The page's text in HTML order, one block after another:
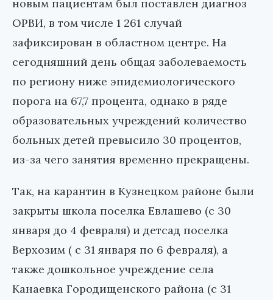
новым пациентам был поставлен диагноз
ОРВИ, в том числе 1 261 случай
зафиксирован в областном центре. На
сегодняшний день общая заболеваемость
по региону ниже эпидемиологического
порога на 67,7 процента, однако в ряде
образовательных учреждений количество
больных детей превысило 30 процентов,
из-за чего занятия временно прекращены.
Так, на карантин в Кузнецком районе были
закрыты школа поселка Евлашево (с 30
января до 4 февраля) и детсад поселка
Верхозим ( с 31 января по 6 февраля), а
также дошкольное учреждение села
Канаевка Городищенского района (с 31